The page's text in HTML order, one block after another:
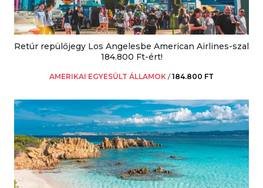
Retúr repülőjegy Los Angelesbe American Airlines-szal
184.800 Ft-ért!
AMERIKAI EGYESÜLT ÁLLAMOK /184.800 FT